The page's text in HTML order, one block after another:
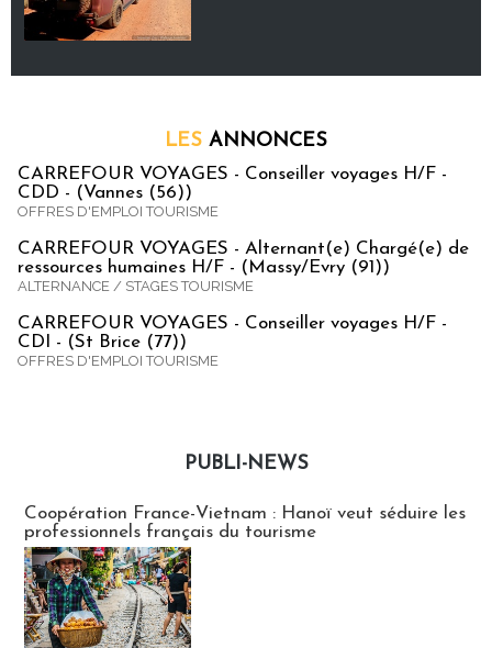
LES ANNONCES
CARREFOUR VOYAGES - Conseiller voyages H/F -
CDD - (Vannes (56))
OFFRES D'EMPLOI TOURISME
CARREFOUR VOYAGES - Alternant(e) Chargé(e) de
ressources humaines H/F - (Massy/Evry (91))
ALTERNANCE / STAGES TOURISME
CARREFOUR VOYAGES - Conseiller voyages H/F -
CDI - (St Brice (77))
OFFRES D'EMPLOI TOURISME
PUBLI-NEWS
Coopération France-Vietnam : Hanoï veut séduire les
professionnels français du tourisme